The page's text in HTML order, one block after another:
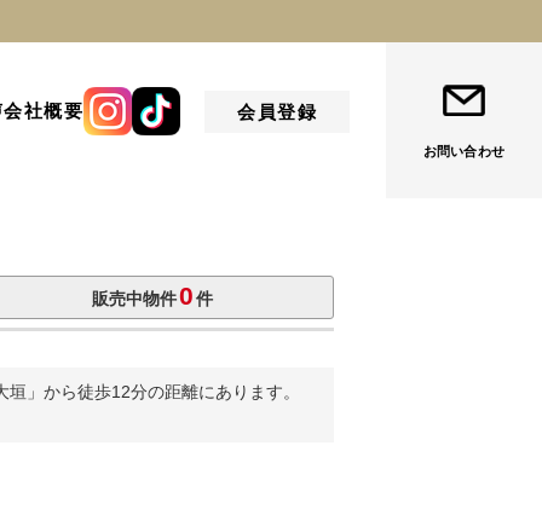
会社概要 会員登録
お問い合わせ
販売中物件0件
」から徒歩12分の距離にあります。